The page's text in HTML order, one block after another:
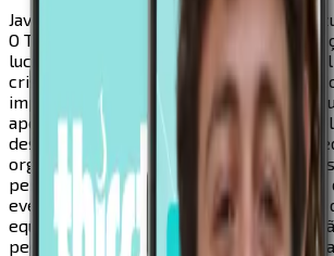
JavaScript SpringBoot
O Thirst Project Portugal é uma
lucrativos focada em sensibilizar e
crise global da água potável,
impacto social e projetos de acesso a
apoiar a gestão da sua comunidade de
desenvolvemos uma aplicação mobile
organização e comunicação entre
permite aos voluntários acompanhar um
eventos, receber avisos e comunicações
equipa, consultar parceiros da
pedidos de merchandising.